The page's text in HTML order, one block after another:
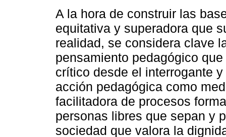
A la hora de construir las
equitativa y superadora que
realidad, se considera clave
pensamiento pedagógico
crítico desde el interrogante
acción pedagógica como
facilitadora de procesos
personas libres que sepan y
sociedad que valora la